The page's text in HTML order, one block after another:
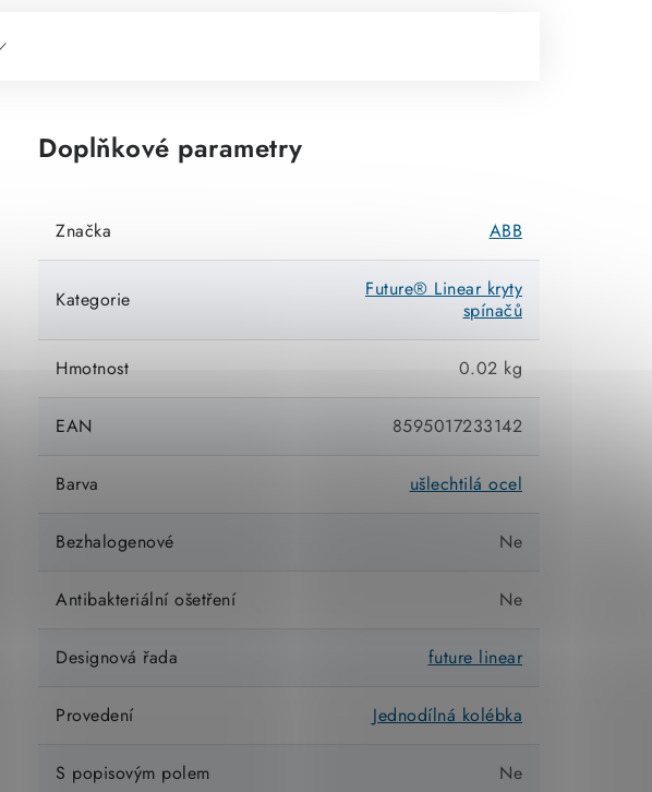
Doplňkové parametry
Značka ABB
Kategorie
Future® Linear kryty
spínačů
Hmotnost 0.02 kg
EAN 8595017233142
Barva ušlechtilá ocel
Bezhalogenové Ne
Antibakteriální ošetření Ne
Designová řada future linear
Provedení Jednodílná kolébka
S popisovým polem Ne